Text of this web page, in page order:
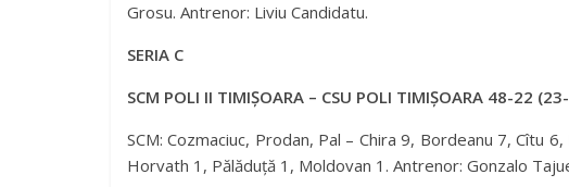
Grosu. Antrenor: Liviu Candidatu.
SERIA C
SCM POLI II TIMIȘOARA – CSU POLI TIMIȘOARA 48-22
SCM: Cozmaciuc, Prodan, Pal – Chira 9, Bordeanu 7, Cîtu
Horvath 1, Pălăduță 1, Moldovan 1. Antrenor: Gonzalo